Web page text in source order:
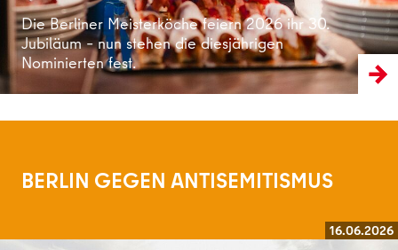
Die Berliner Meisterköche feiern 2026 ihr 30.
Jubiläum – nun stehen die diesjährigen
Nominierten fest.
BERLIN GEGEN ANTISEMITISMUS
16.06.2026